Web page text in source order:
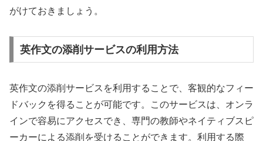
がけておきましょう。
英作文の添削サービスの利用方法
英作文の添削サービスを利用することで、客観的なフィー
ドバックを得ることが可能です。このサービスは、オンラ
インで容易にアクセスでき、専門の教師やネイティブスピ
ーカーによる添削を受けることができます。利用する際